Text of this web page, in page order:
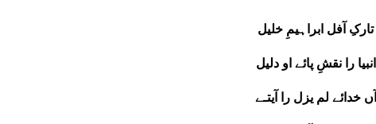
تارکِ آفل ابراہیمِ خلیل
انبیا را نقشِ پائے او دلیل
آں خدائے لم یزل را آیتـے